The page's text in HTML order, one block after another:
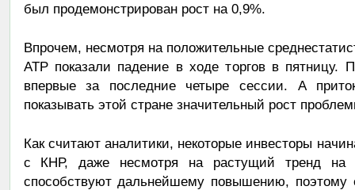
был продемонстрирован рост на 0,9%.
Впрочем, несмотря на положительные
АТР показали падение в ходе торгов в пятницу.
впервые за последние четыре сессии. А
показывать этой стране значительный рост
Как считают аналитики, некоторые инвесторы
с КНР, даже несмотря на растущий тренд на
способствуют дальнейшему повышению, поэтому